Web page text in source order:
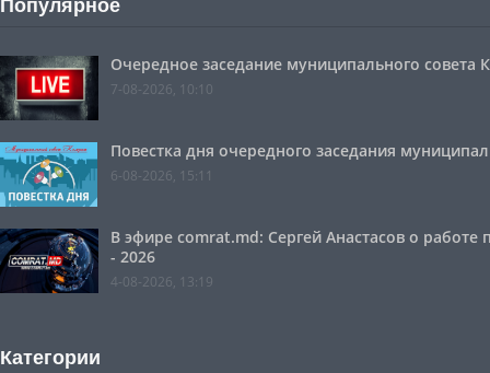
Популярное
Очередное заседание муниципального совета
7-08-2026, 10:10
Повестка дня очередного заседания
6-08-2026, 15:11
В эфире comrat.md: Сергей Анастасов о
- 2026
4-08-2026, 13:19
Категории